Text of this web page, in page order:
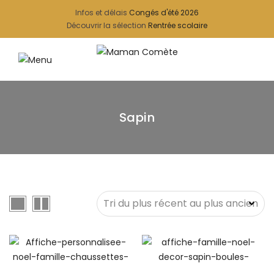
Infos et délais Congés d'été 2026
Découvrir la sélection Rentrée scolaire
Sapin